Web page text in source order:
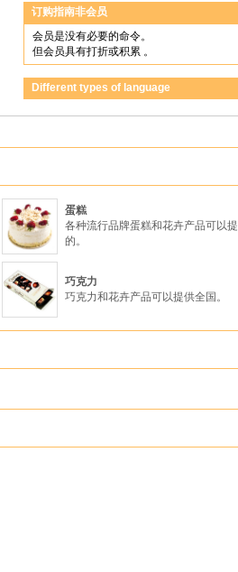
订购指南非会员
会员是没有必要的命令。
但会员具有打折或积累 。
Different types of language
蛋糕
各种流行品牌蛋糕和花卉产品可以
的。
巧克力
巧克力和花卉产品可以提供全国。